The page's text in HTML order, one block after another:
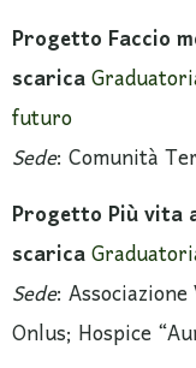
Progetto Faccio
scarica
futuro
Sede: Comunità
Progetto Più vita
scarica
Sede:
Onlus; Hospice